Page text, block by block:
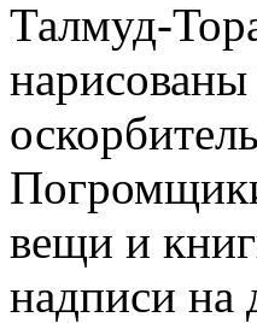
Талмуд-
нарисованы
вещи и
надписи на